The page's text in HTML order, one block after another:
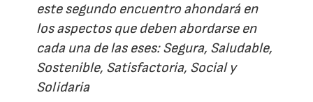
este segundo encuentro ahondará en
los aspectos que deben abordarse en
cada una de las eses: Segura, Saludable,
Sostenible, Satisfactoria, Social y
Solidaria